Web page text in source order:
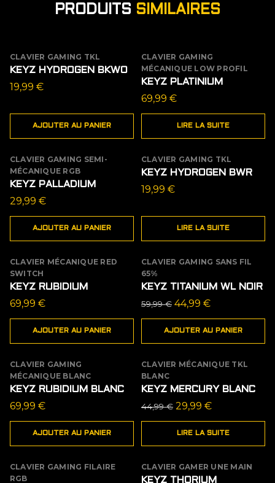
PRODUITS SIMILAIRES
CLAVIER GAMING TKL
KEYZ HYDROGEN BKWO
19,99 €
AJOUTER AU PANIER
ÉPUISÉ
CLAVIER GAMING
MÉCANIQUE LOW PROFIL
KEYZ PLATINIUM
69,99 €
LIRE LA SUITE
CLAVIER GAMING SEMI-
MÉCANIQUE RGB
KEYZ PALLADIUM
29,99 €
AJOUTER AU PANIER
ÉPUISÉ
CLAVIER GAMING TKL
KEYZ HYDROGEN BWR
19,99 €
LIRE LA SUITE
CLAVIER MÉCANIQUE RED
SWITCH
KEYZ RUBIDIUM
69,99 €
AJOUTER AU PANIER
PROMO
CLAVIER GAMING SANS FIL
65%
KEYZ TITANIUM WL NOIR
59,99€ Le
prix
initial
59,99 €.
44,99 €Le
prix
actuel
44,99 €.
AJOUTER AU PANIER
CLAVIER GAMING
MÉCANIQUE BLANC
KEYZ RUBIDIUM BLANC
69,99 €
AJOUTER AU PANIER
ÉPUISÉ
PROMO
CLAVIER MÉCANIQUE TKL
BLANC
KEYZ MERCURY BLANC
44,99€ Le
prix
initial
44,99 €.
29,99 €Le
prix
actuel
29,99 €.
LIRE LA SUITE
ÉPUISÉ
CLAVIER GAMING FILAIRE
RGB
PROMO
CLAVIER GAMER UNE MAIN
KEYZ THORIUM